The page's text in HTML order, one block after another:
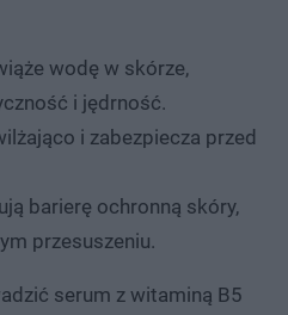
wodę w skórze,
i jędrność.
i zabezpiecza przed
barierę ochronną skóry,
przesuszeniu.
serum z witaminą B5